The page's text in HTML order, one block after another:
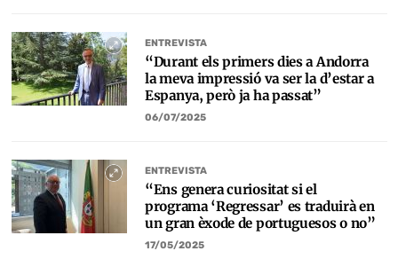
ENTREVISTA
“Durant els primers dies a Andorra
la meva impressió va ser la d’estar a
Espanya, però ja ha passat”
06/07/2025
ENTREVISTA
“Ens genera curiositat si el
programa ‘Regressar’ es traduirà en
un gran èxode de portuguesos o no”
17/05/2025